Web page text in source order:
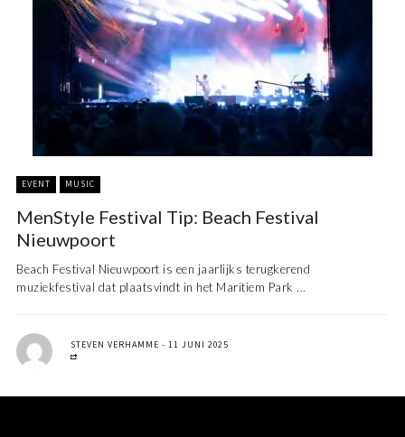
EVENT MUSIC
MenStyle Festival Tip: Beach Festival
Nieuwpoort
Beach Festival Nieuwpoort is een jaarlijks terugkerend
muziekfestival dat plaatsvindt in het Maritiem Park ...
STEVEN VERHAMME 11 JUNI 2025